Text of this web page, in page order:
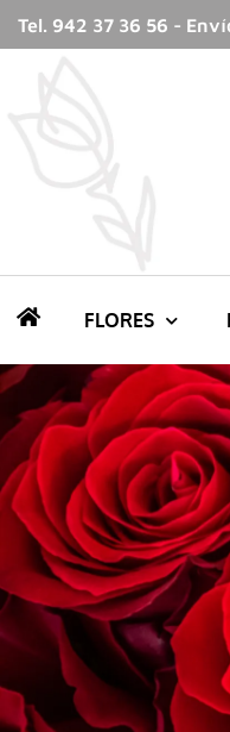
Tel. 942 37 36 56 -
FLORES